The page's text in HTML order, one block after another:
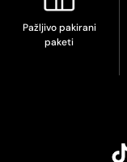
Pažljivo pakirani
paketi